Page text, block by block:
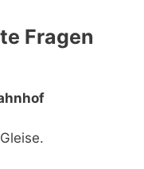
Fragen